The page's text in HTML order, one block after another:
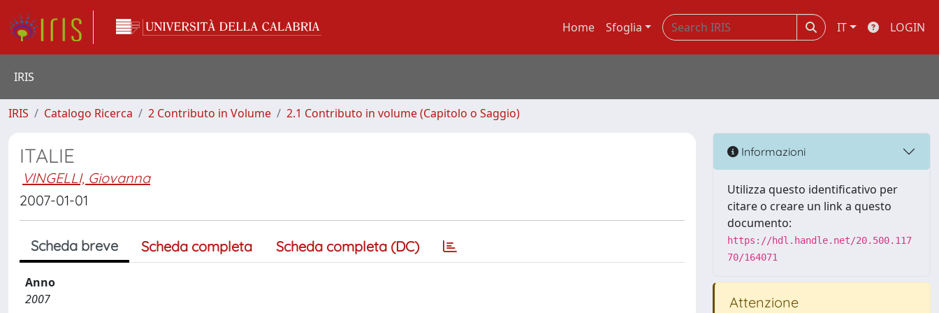
Home Sfoglia IT LOGIN
IRIS
IRIS Catalogo Ricerca 2 Contributo in Volume 2.1 Contributo in volume (Capitolo o Saggio)
ITALIE
VINGELLI, Giovanna
2007-01-01
Scheda breve Scheda completa Scheda completa (DC)
Anno
2007
Informazioni
Utilizza questo identificativo per
citare o creare un link a questo
documento:
https://hdl.handle.net/20.500.117
70/164071
Attenzione